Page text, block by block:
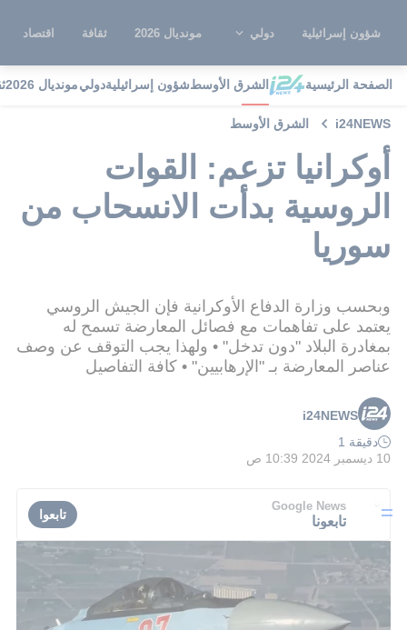
شؤون إسرائيلية دولي مونديال 2026 ثقافة اقتصاد
الصفحة الرئيسية الشرق الأوسطشؤون إسرائيليةدوليمونديال 2026
i24NEWS الشرق الأوسط
أوكرانيا تزعم: القوات
الروسية بدأت الانسحاب من
سوريا
وبحسب وزارة الدفاع الأوكرانية فإن الجيش الروسي
يعتمد على تفاهمات مع فصائل المعارضة تسمح له
بمغادرة البلاد "دون تدخل" • ولهذا يجب التوقف عن وصف
عناصر المعارضة بـ "الإرهابيين" • كافة التفاصيل
i24NEWS
دقيقة 1
10 ديسمبر 2024 10:39 ص
Google News
تابعونا تابعوا